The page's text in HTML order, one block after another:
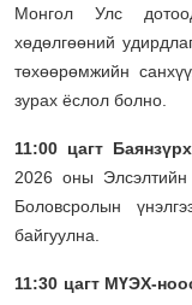
Монгол Улс
хөдөлгөөний
төхөөрөмжийн
зурах ёслол болно.
11:00 цагт
2026 оны Элсэлтийн
Боловсролын
байгуулна.
11:30 цагт МҮЭХ-